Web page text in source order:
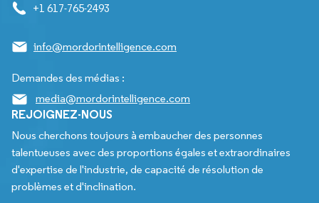
+1 617-765-2493
info@mordorintelligence.com
Demandes des médias :
media@mordorintelligence.com
REJOIGNEZ-NOUS
Nous cherchons toujours à embaucher des personnes
talentueuses avec des proportions égales et extraordinaires
d'expertise de l'industrie, de capacité de résolution de
problèmes et d'inclination.